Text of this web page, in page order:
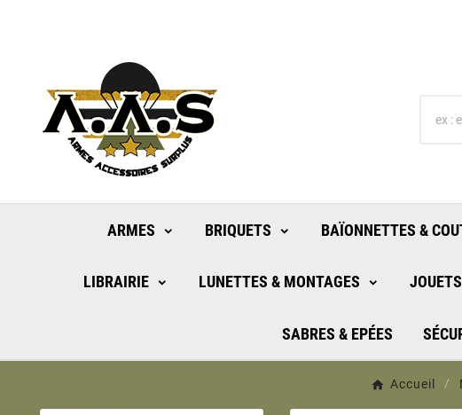
ARMES BRIQUETS BAÏONNETTES &
LIBRAIRIE LUNETTES & MONTAGES
SABRES & EPÉES
Accueil